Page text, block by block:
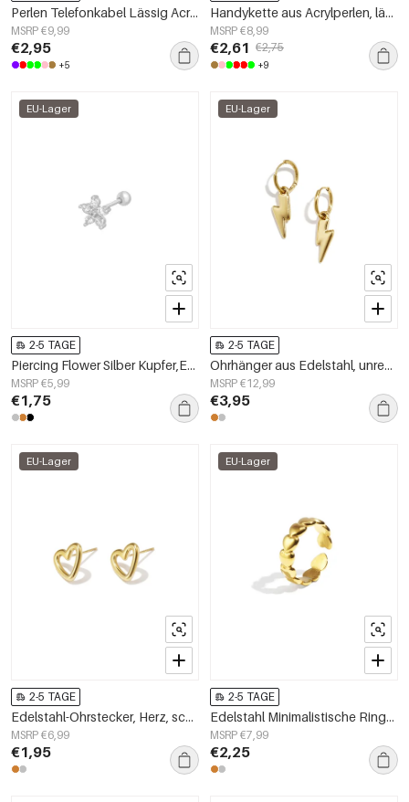
Perlen Telefonkabel Lässig Acryl Alltagszubehör
MSRP €9,99
€2,95
+5
Handykette aus Acrylperlen, lässiges Accessoire für jeden Tag
MSRP €8,99
€2,61 €2,75
+9
EU-Lager
2-5 TAGE
Piercing Flower Silber Kupfer,Edelstahl
MSRP €5,99
€1,75
EU-Lager
2-5 TAGE
Ohrhänger aus Edelstahl, unregelmäßige Form, schlichte Alltags-Serie, Damenschmuck
MSRP €12,99
€3,95
EU-Lager
2-5 TAGE
Edelstahl-Ohrstecker, Herz, schlicht, Alltags-Serie, Damenschmuck
MSRP €6,99
€1,95
EU-Lager
2-5 TAGE
Edelstahl Minimalistische Ringe Herz Casual Täglich Einfache Serie frauen schmuck
MSRP €7,99
€2,25